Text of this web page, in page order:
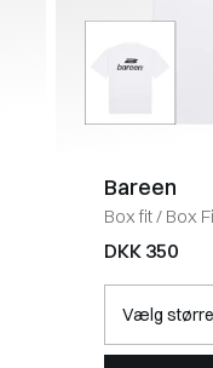
Bareen
Box fit/ Box
WHITE
DKK 350